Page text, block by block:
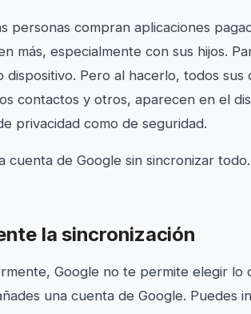
personas compran aplicaciones
más, especialmente con sus hijos.
Pero al hacerlo, todos sus
contactos y otros, aparecen en el
privacidad como de seguridad.
cuenta de Google sin sincronizar
la sincronización
Google no te permite elegir lo
una cuenta de Google. Puedes